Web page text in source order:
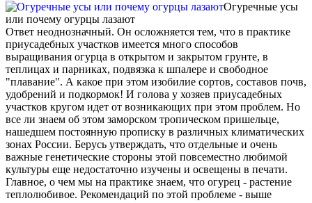
Огуречные усы
или почему огурцы лазают
Ответ неоднозначный. Он осложняется тем, что в практике
приусадебных участков имеется много способов
выращивания огурца в открытом и закрытом грунте, в
теплицах и парниках, подвязка к шпалере и свободное
"плавание". А какое при этом изобилие сортов, составов почв,
удобрений и подкормок! И голова у хозяев приусадебных
участков кругом идет от возникающих при этом проблем. Но
все ли знаем об этом заморском тропическом пришельце,
нашедшем постоянную прописку в различных климатических
зонах России. Берусь утверждать, что отдельные и очень
важные генетические стороны этой повсеместно любимой
культуры еще недостаточно изучены и освещены в печати.
Главное, о чем мы на практике знаем, что огурец - растение
теплолюбивое. Рекомендаций по этой проблеме - выше